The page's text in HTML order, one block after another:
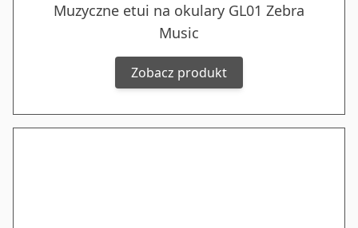
Muzyczne etui na okulary GL01 Zebra
Music
Zobacz produkt